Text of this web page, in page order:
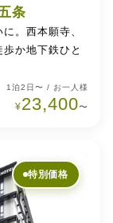
条
。西本願寺、
か地下鉄ひと
1泊2日〜 / お一人様
¥23,400〜
特別価格